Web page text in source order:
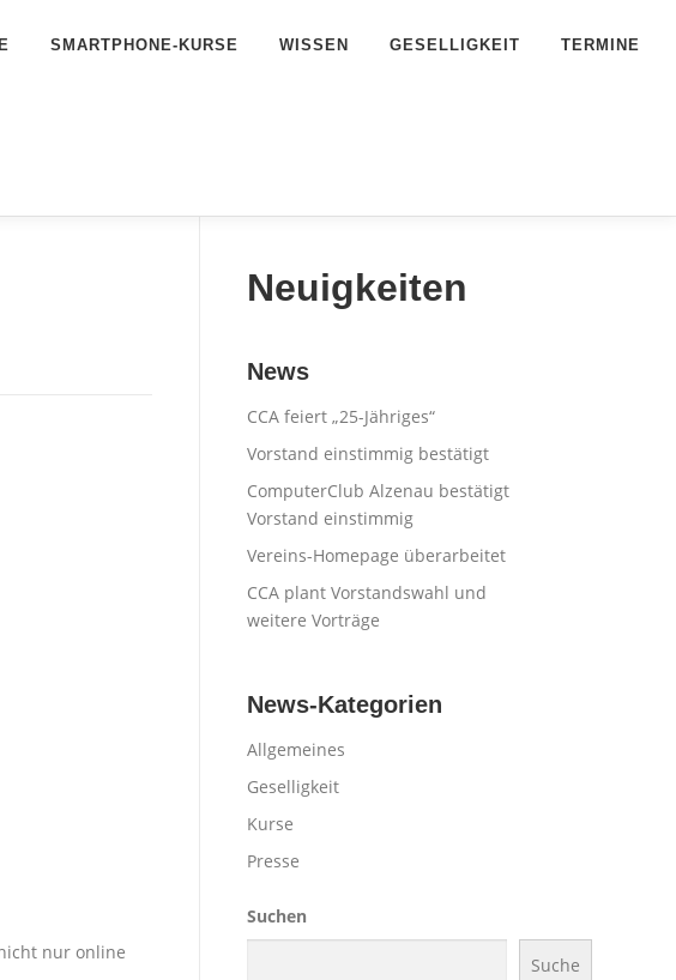
SMARTPHONE-KURSE WISSEN GESELLIGKEIT TERMINE
nur online
Neuigkeiten
News
CCA feiert „25-Jähriges“
Vorstand einstimmig bestätigt
ComputerClub Alzenau bestätigt
Vorstand einstimmig
Vereins-Homepage überarbeitet
CCA plant Vorstandswahl und
weitere Vorträge
News-Kategorien
Allgemeines
Geselligkeit
Kurse
Presse
Suchen
Suche